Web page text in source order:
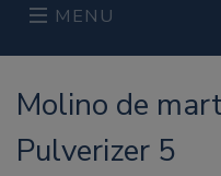
MENU
Molino de
Pulverizer 5